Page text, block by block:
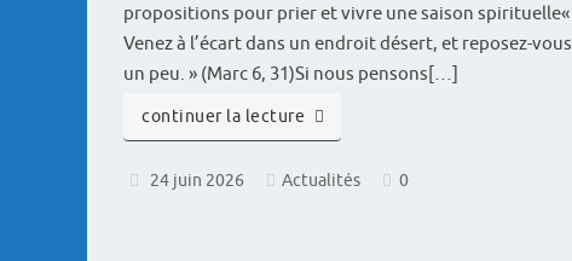
propositions pour prier et vivre une saison spirituelle«
Venez à l’écart dans un endroit désert, et reposez-vous
un peu. » (Marc 6, 31)Si nous pensons[…]
continuer la lecture
24 juin 2026 Actualités 0